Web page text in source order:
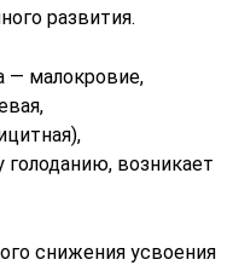
развития.
— малокровие,
возникает
снижения усвоения